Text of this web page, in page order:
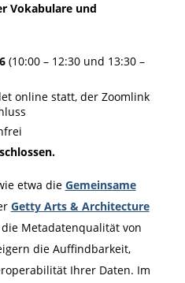
Vokabulare und
(10:00 – 12:30 und 13:30 –
online statt, der Zoomlink
etwa die Gemeinsame
Getty Arts & Architecture
Metadatenqualität von
die Auffindbarkeit,
Ihrer Daten. Im